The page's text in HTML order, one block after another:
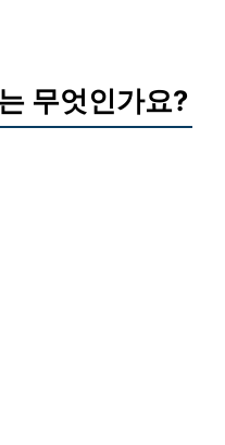
무엇인가요?